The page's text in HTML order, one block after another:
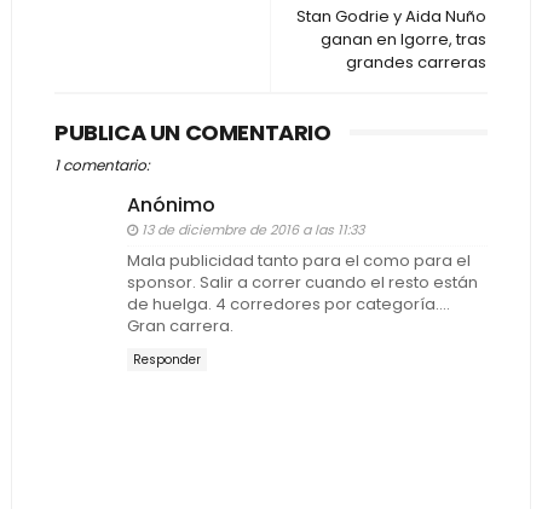
Stan Godrie y Aida Nuño
ganan en Igorre, tras
grandes carreras
PUBLICA UN COMENTARIO
1 comentario:
Anónimo
13 de diciembre de 2016 a las 11:33
Mala publicidad tanto para el como para el
sponsor. Salir a correr cuando el resto están
de huelga. 4 corredores por categoría....
Gran carrera.
Responder